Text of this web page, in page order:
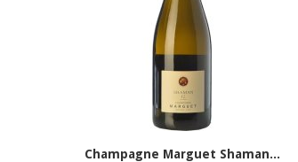
Champagne Marguet Shaman...